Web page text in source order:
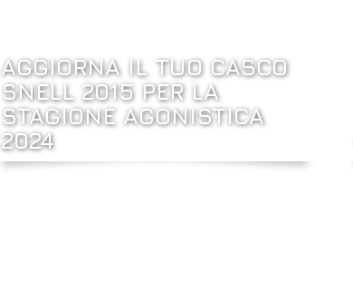
AGGIORNA IL TUO CASCO
SNELL 2015 PER LA
STAGIONE AGONISTICA
2024